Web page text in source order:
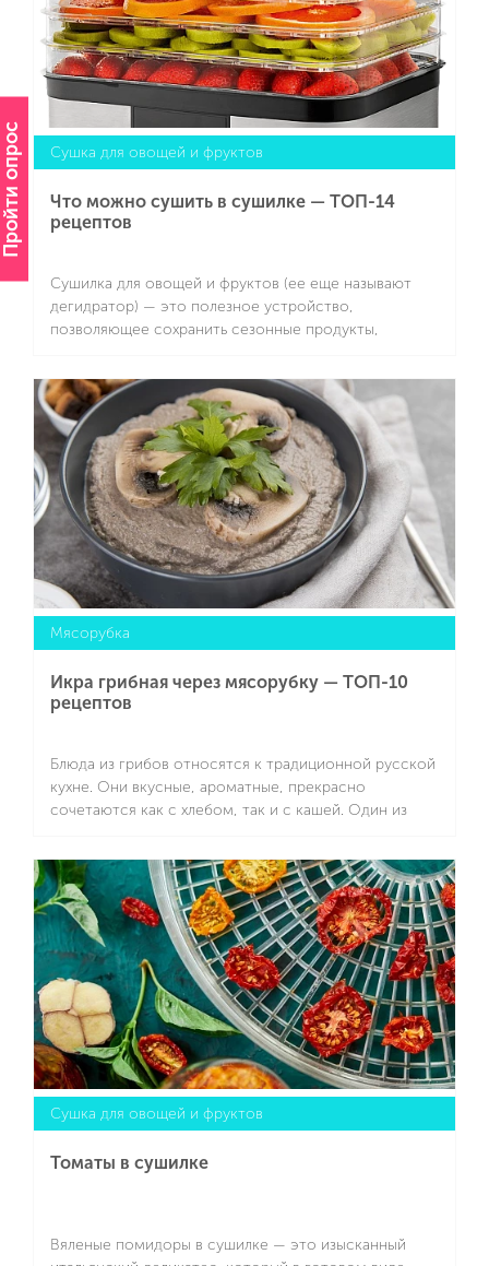
Пройти опрос Сушка для овощей и фруктов
Что можно сушить в сушилке — ТОП-14
рецептов
Сушилка для овощей и фруктов (ее еще называют
дегидратор) — это полезное устройство,
позволяющее сохранить сезонные продукты,
полезные вещества. Оно работает на основе
циркуляции теплого воздуха, который испаряет влагу
из продуктов.
Подробнее
Мясорубка
Икра грибная через мясорубку — ТОП-10
рецептов
Блюда из грибов относятся к традиционной русской
кухне. Они вкусные, ароматные, прекрасно
сочетаются как с хлебом, так и с кашей. Один из
через мясорубку. Ее можно готовить из лесных
грибов или из покупных (например, из шампиньонов).
Подробнее
Сушка для овощей и фруктов
Томаты в сушилке
Вяленые помидоры в сушилке — это изысканный